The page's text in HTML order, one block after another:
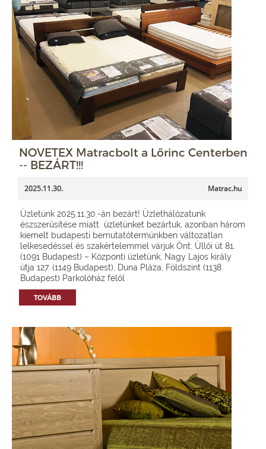
NOVETEX Matracbolt a Lőrinc Centerben
-- BEZÁRT!!!
2025.11.30. Matrac.hu
Üzletünk 2025.11.30.-án bezárt! Üzlethálózatunk
észszerűsítése miatt üzletünket bezártuk, azonban három
kiemelt budapesti bemutatótermünkben változatlan
lelkesedéssel és szakértelemmel várjuk Önt: Üllői út 81.
(1091 Budapest) – Központi üzletünk, Nagy Lajos király
útja 127. (1149 Budapest), Duna Pláza, Földszint (1138
Budapest) Parkolóház felől
TOVÁBB